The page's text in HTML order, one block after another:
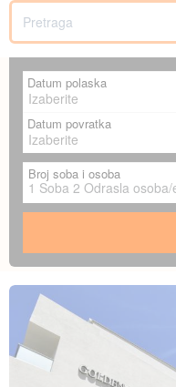
Datum polaska
Datum povratka
Broj soba i osoba
1 Soba 2 Odrasla osoba/